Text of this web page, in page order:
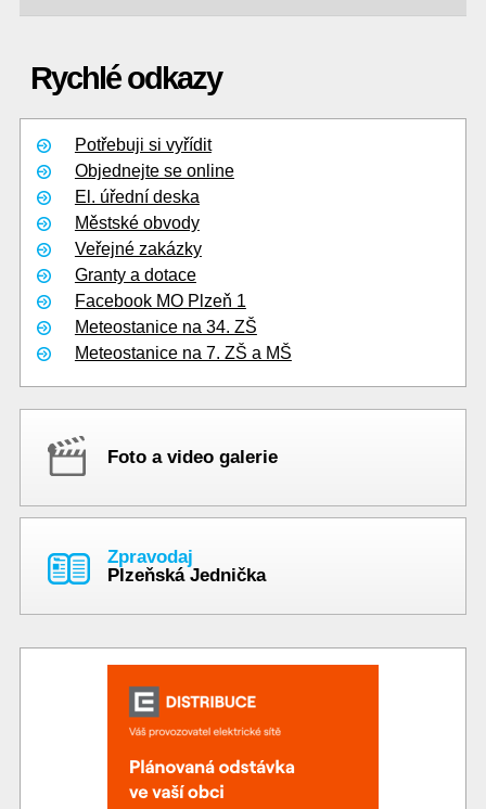
Rychlé odkazy
Potřebuji si vyřídit
Objednejte se online
El. úřední deska
Městské obvody
Veřejné zakázky
Granty a dotace
Facebook MO Plzeň 1
Meteostanice na 34. ZŠ
Meteostanice na 7. ZŠ a MŠ
Foto a video galerie
Zpravodaj
Plzeňská Jednička